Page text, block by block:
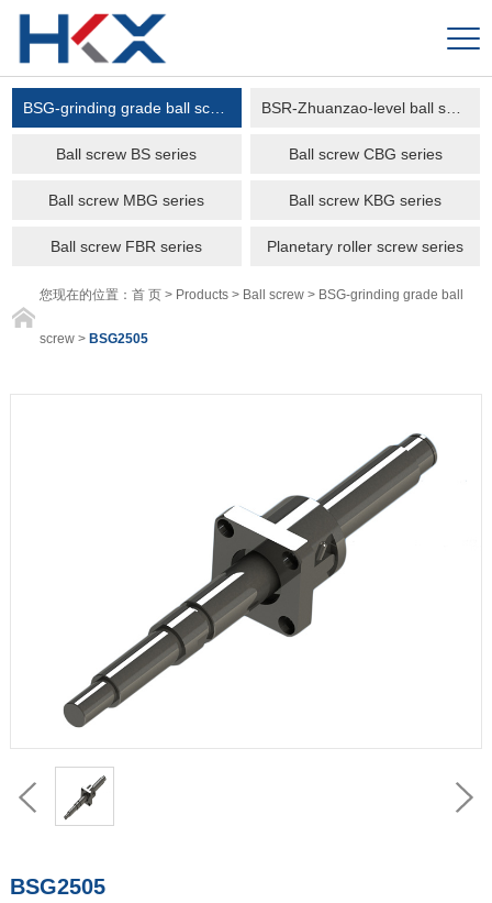
Ball screw BS series Ball screw CBG series
Ball screw MBG series Ball screw KBG series
Ball screw FBR series Planetary roller screw series
您现在的位置：首 页 > Products > Ball screw > BSG-grinding grade ball
screw > BSG2505
BSG2505